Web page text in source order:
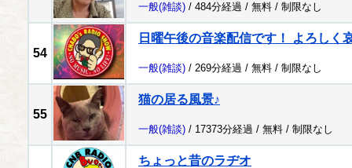
一般(雑談) / 484分経過 / 無料 / 制限なし
54
日曜午後の音楽配信です！ よろし
一般(雑談) / 269分経過 / 無料 / 制限なし
55
猫の居る風景♪
一般(雑談) / 17373分経過 / 無料 / 制限なし
ちょっと昔のラヂオ